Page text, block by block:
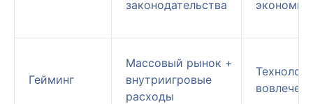
законодательства
Гейминг
Массовый рынок +
внутриигровые
расходы